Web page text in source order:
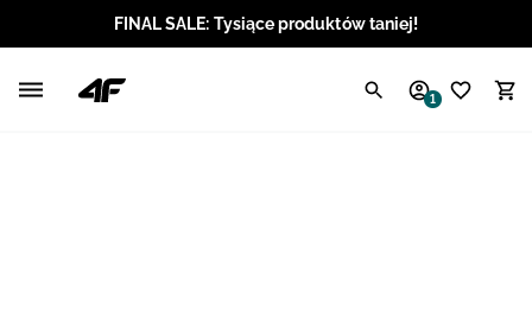
FINAL SALE: Tysiące produktów taniej!
1